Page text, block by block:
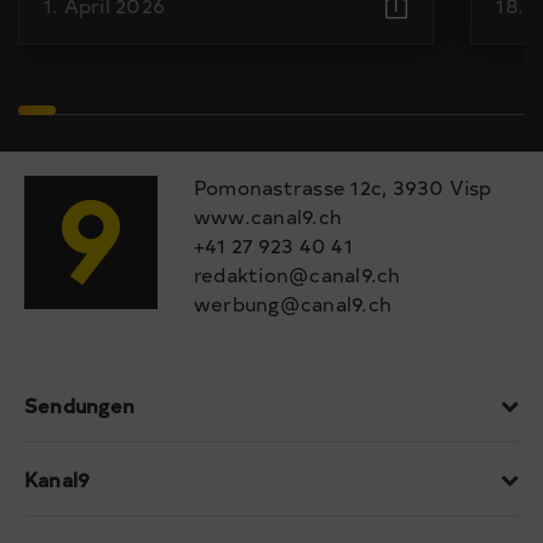
Pomonastrasse 12c, 3930 Visp
www.canal9.ch
+41 27 923 40 41
redaktion@canal9.ch
werbung@canal9.ch
Sendungen
Kanal9